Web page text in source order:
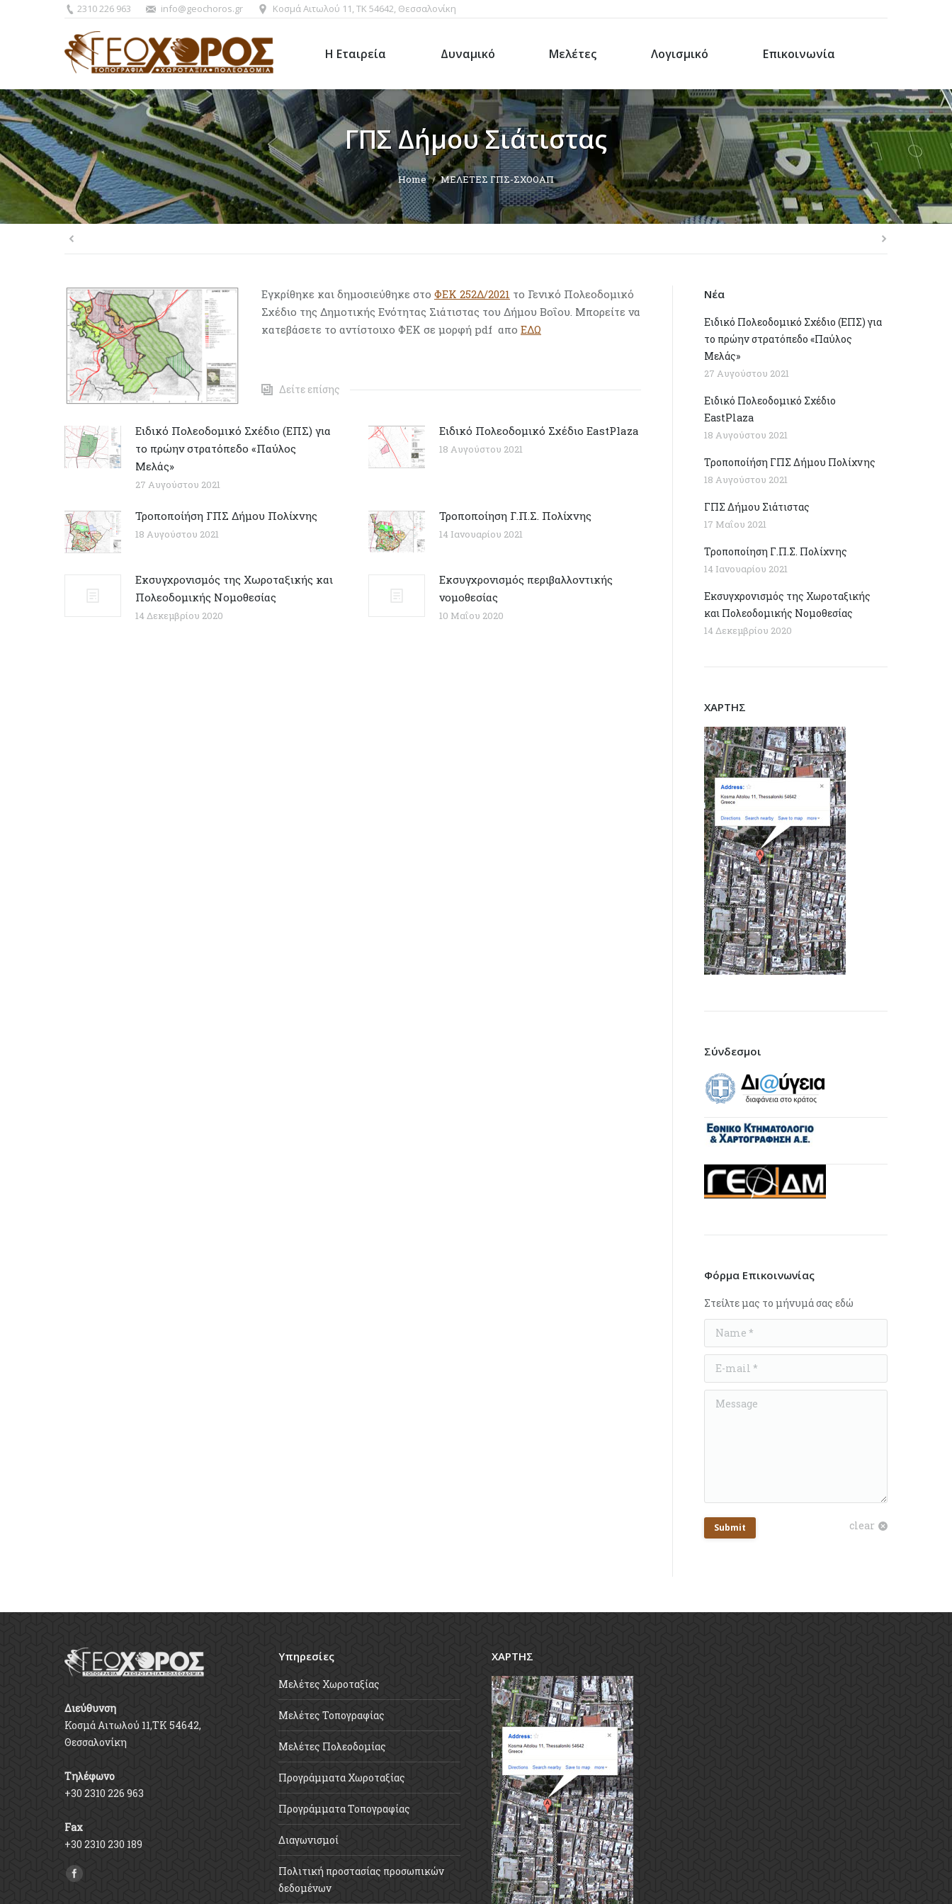
2310 226 963 info@geochoros.gr Κοσμά Αιτωλού 11, ΤΚ 54642, Θεσσαλονίκη
Η Εταιρεία Δυναμικό Μελέτες Λογισμικό Επικοινωνία
ΓΠΣ Δήμου Σιάτιστας
You are here:
Home ΜΕΛΕΤΕΣ ΓΠΣ-ΣΧΟΟΑΠ
Εγκρίθηκε και δημοσιεύθηκε στο ΦΕΚ 252Δ/2021 το Γενικό Πολεοδομικό
Σχέδιο της Δημοτικής Ενότητας Σιάτιστας του Δήμου Βοΐου. Μπορείτε να
κατεβάσετε το αντίστοιχο ΦΕΚ σε μορφή pdf απο ΕΔΩ
Δείτε επίσης
Ειδικό Πολεοδομικό Σχέδιο (ΕΠΣ) για
το πρώην στρατόπεδο «Παύλος
Μελάς»
27 Αυγούστου 2021
Ειδικό Πολεοδομικό Σχέδιο EastPlaza
18 Αυγούστου 2021
Τροποποίήση ΓΠΣ Δήμου Πολίχνης
18 Αυγούστου 2021
Τροποποίηση Γ.Π.Σ. Πολίχνης
14 Ιανουαρίου 2021
Εκσυγχρονισμός της Χωροταξικής και
Πολεοδομικής Νομοθεσίας
14 Δεκεμβρίου 2020
Εκσυγχρονισμός περιβαλλοντικής
νομοθεσίας
10 Μαΐου 2020
Νέα
Ειδικό Πολεοδομικό Σχέδιο (ΕΠΣ) για
το πρώην στρατόπεδο «Παύλος
Μελάς»
27 Αυγούστου 2021
Ειδικό Πολεοδομικό Σχέδιο
EastPlaza
18 Αυγούστου 2021
Τροποποίήση ΓΠΣ Δήμου Πολίχνης
18 Αυγούστου 2021
ΓΠΣ Δήμου Σιάτιστας
17 Μαΐου 2021
Τροποποίηση Γ.Π.Σ. Πολίχνης
14 Ιανουαρίου 2021
Εκσυγχρονισμός της Χωροταξικής
και Πολεοδομικής Νομοθεσίας
14 Δεκεμβρίου 2020
ΧΑΡΤΗΣ
Σύνδεσμοι
Φόρμα Επικοινωνίας
Στείλτε μας το μήνυμά σας εδώ
Name *
E-mail *
Message
Submit clear
Διεύθυνση
Κοσμά Αιτωλού 11,ΤΚ 54642,
Θεσσαλονίκη
Τηλέφωνο
+30 2310 226 963
Fax
+30 2310 230 189
Find us on:
Υπηρεσίες
Μελέτες Χωροταξίας
Μελέτες Τοπογραφίας
Μελέτες Πολεοδομίας
Προγράμματα Χωροταξίας
Προγράμματα Τοπογραφίας
Διαγωνισμοί
Πολιτική προστασίας προσωπικών
δεδομένων
ΧΑΡΤΗΣ